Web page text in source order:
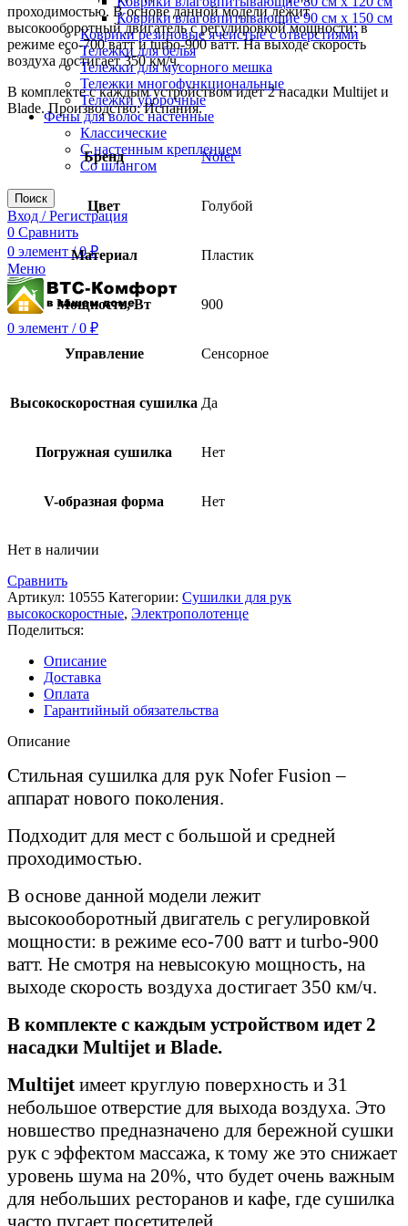
Коврики влаговпитывающие 90 см х 150 см
Коврики резиновые ячеистые с отверстиями
Тележки для белья
Тележки для мусорного мешка
Тележки многофункциональные
Тележки уборочные
Фены для волос настенные
Классические
С настенным креплением
Со шлангом
Поиск
Вход / Регистрация
0 Сравнить
0 элемент / 0₽
Меню
0 элемент / 0 ₽
проходимостью. В основе данной модели лежит
высокооборотный двигатель с регулировкой мощности: в
режиме eco-700 ватт и turbo-900 ватт. На выходе скорость
воздуха достигает 350 км/ч.
В комплекте с каждым устройством идет 2 насадки Multijet и
Blade. Производство: Испания.
Бренд Nofer
Цвет Голубой
Материал Пластик
Мощность, Вт 900
Управление Сенсорное
Высокоскоростная сушилка Да
Погружная сушилка Нет
V-образная форма Нет
Нет в наличии
Сравнить
Артикул: 10555 Категории: Сушилки для рук
высокоскоростные, Электрополотенце
Поделиться:
Описание
Доставка
Оплата
Гарантийный обязательства
Описание
Стильная сушилка для рук Nofer Fusion –
аппарат нового поколения.
Подходит для мест с большой и средней
проходимостью.
В основе данной модели лежит
высокооборотный двигатель с регулировкой
мощности: в режиме eco-700 ватт и turbo-900
ватт. Не смотря на невысокую мощность, на
выходе скорость воздуха достигает 350 км/ч.
В комплекте с каждым устройством идет 2
насадки Multijet и Blade.
Multijet имеет круглую поверхность и 31
небольшое отверстие для выхода воздуха. Это
новшество предназначено для бережной сушки
рук с эффектом массажа, к тому же это снижает
уровень шума на 20%, что будет очень важным
для небольших ресторанов и кафе, где сушилка
часто пугает посетителей.